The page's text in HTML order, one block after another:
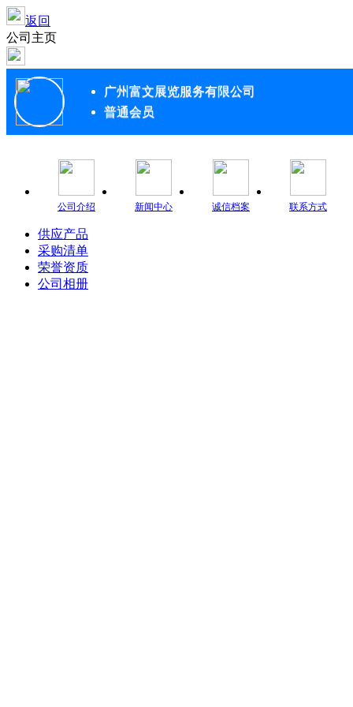
返回
公司主页
广州富文展览服务有限公司
普通会员
公司介绍 新闻中心 诚信档案 联系方式
供应产品
采购清单
荣誉资质
公司相册